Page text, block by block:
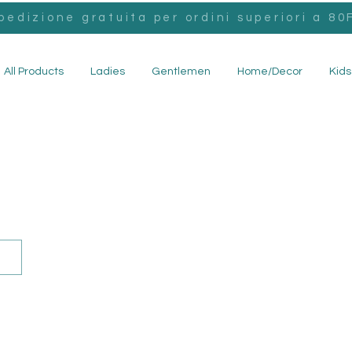
gratuita per ordini superiori a
All Products Ladies Gentlemen Home/Decor Kids